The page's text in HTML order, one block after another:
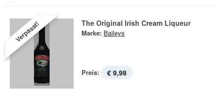
Verpasst! The Original Irish Cream Liqueur
Marke: Baileys
Preis: € 9,98